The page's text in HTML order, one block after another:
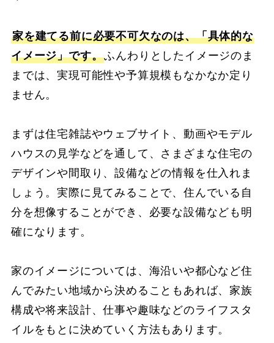
家を建てる前に必要不可欠なのは、「具体的な
イメージ」です。ふんわりとしたイメージのま
までは、実現可能性や予算規模もなかなか定り
ません。
まずは住宅雑誌やウェブサイト、動画やモデル
ハウスの見学などを通して、さまざまな住宅の
デザインや間取り、設備などの情報を仕入れま
しょう。実際に見てみることで、住んでいる自
分を想像することができ、必要な設備なども明
確になります。
家のイメージについては、海沿いや都心など住
んでみたい地域から決めることもあれば、家族
構成や将来設計、仕事や趣味などのライフスタ
イルをもとに決めていく方法もあります。